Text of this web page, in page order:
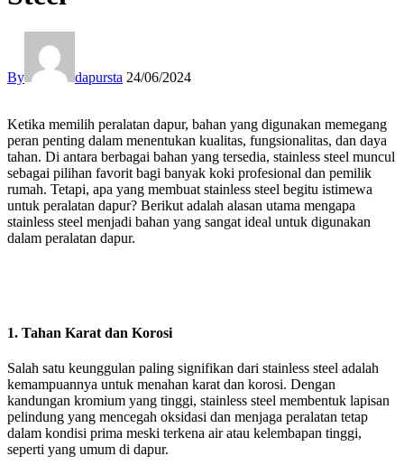
By dapursta 24/06/2024
Ketika memilih peralatan dapur, bahan yang digunakan memegang
peran penting dalam menentukan kualitas, fungsionalitas, dan daya
tahan. Di antara berbagai bahan yang tersedia, stainless steel muncul
sebagai pilihan favorit bagi banyak koki profesional dan pemilik
rumah. Tetapi, apa yang membuat stainless steel begitu istimewa
untuk peralatan dapur? Berikut adalah alasan utama mengapa
stainless steel menjadi bahan yang sangat ideal untuk digunakan
dalam peralatan dapur.
1. Tahan Karat dan Korosi
Salah satu keunggulan paling signifikan dari stainless steel adalah
kemampuannya untuk menahan karat dan korosi. Dengan
kandungan kromium yang tinggi, stainless steel membentuk lapisan
pelindung yang mencegah oksidasi dan menjaga peralatan tetap
dalam kondisi prima meski terkena air atau kelembapan tinggi,
seperti yang umum di dapur.